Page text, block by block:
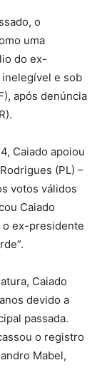
o
uma
do ex-
e sob
após denúncia
Caiado apoiou
(PL) –
votos válidos
Caiado
o ex-presidente
Caiado
devido a
passada.
o registro
Mabel,